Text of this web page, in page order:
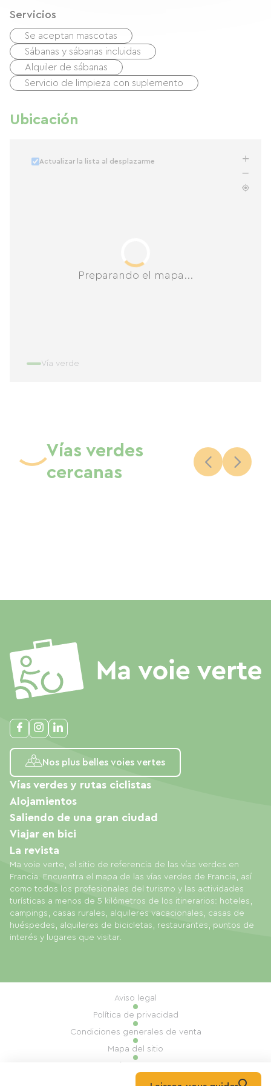
Servicios
Se aceptan mascotas
Sábanas y sábanas incluidas
Alquiler de sábanas
Servicio de limpieza con suplemento
Ubicación
Preparando el mapa...
Actualizar la lista al desplazarme
Vía verde
Vías verdes
cercanas
Nos plus belles voies vertes
Ma voie verte, el sitio de referencia de las vías verdes en
Francia. Encuentra el mapa de las vías verdes de Francia, así
como todos los profesionales del turismo y las actividades
turísticas a menos de 5 kilómetros de los itinerarios: hoteles,
campings, casas rurales, alquileres vacacionales, casas de
huéspedes, alquileres de bicicletas, restaurantes, puntos de
interés y lugares que visitar.
Vías verdes y rutas ciclistas
Alojamientos
Saliendo de una gran ciudad
Viajar en bici
La revista
Aviso legal
Política de privacidad
Condiciones generales de venta
Mapa del sitio
Realización: Mill, Privas